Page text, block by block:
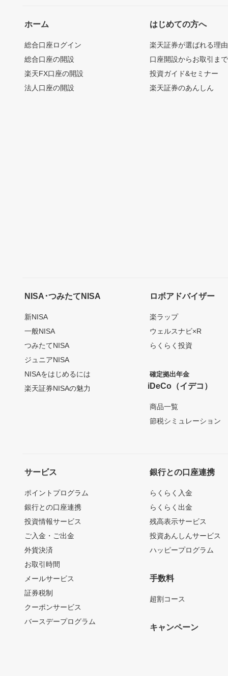
ホーム
総合口座ログイン
総合口座の開設
楽天FX口座の開設
法人口座の開設
はじめての方へ
楽天証券が選ばれる理由
口座開設からお取引ま
投資ガイド&セミナー
楽天証券のあんしん
NISA･つみたてNISA
新NISA
一般NISA
つみたてNISA
ジュニアNISA
NISAをはじめるには
楽天証券NISAの魅力
ロボアドバイザー
楽ラップ
ウェルスナビ×R
らくらく投資
確定拠出年金
iDeCo（イデコ）
商品一覧
節税シミュレーション
サービス
ポイントプログラム
銀行との口座連携
投資情報サービス
ご入金・ご出金
外貨決済
お取引時間
メールサービス
証券税制
クーポンサービス
バースデープログラム
銀行との口座連携
らくらく入金
らくらく出金
残高表示サービス
投資あんしんサービス
ハッピープログラム
手数料
超割コース
キャンペーン